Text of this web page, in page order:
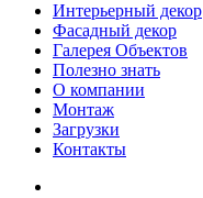
Интерьерный декор
Фасадный декор
Галерея Объектов
Полезно знать
О компании
Монтаж
Загрузки
Контакты